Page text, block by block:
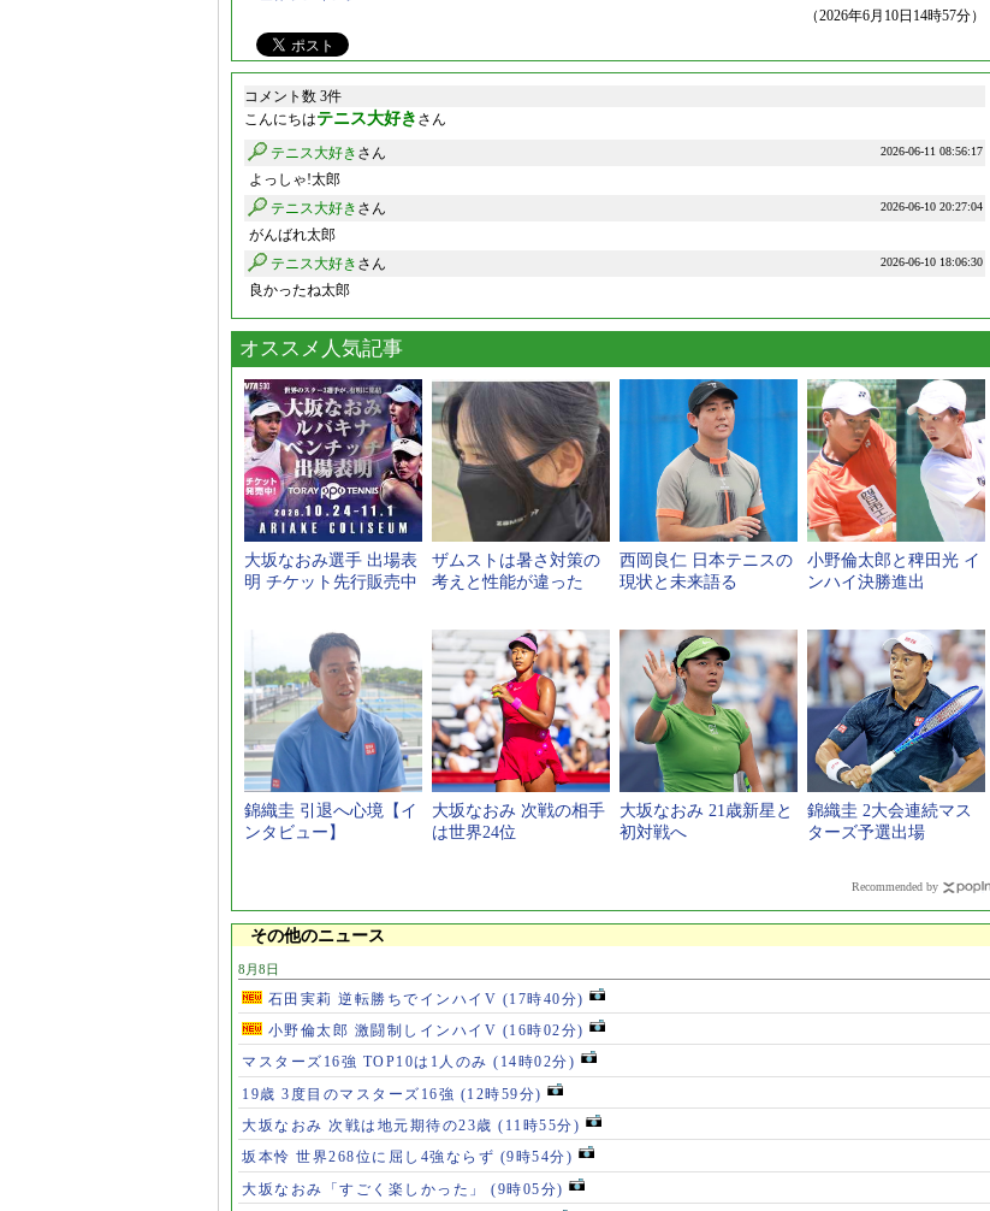
（2026年6月10日14時57分）
コメント数 3件
こんにちはテニス大好き さん
2026-06-11 08:56:17
テニス大好き さん
よっしゃ!太郎
2026-06-10 20:27:04
テニス大好き さん
がんばれ太郎
2026-06-10 18:06:30
テニス大好き さん
良かったね太郎
オススメ人気記事
大坂なおみ選手 出場表
明 チケット先行販売中
ザムストは暑さ対策の
考えと性能が違った
西岡良仁 日本テニスの
現状と未来語る
小野倫太郎と稗田光 イ
ンハイ決勝進出
錦織圭 引退へ心境【イ
ンタビュー】
大坂なおみ 次戦の相手
は世界24位
大坂なおみ 21歳新星と
初対戦へ
錦織圭 2大会連続マス
ターズ予選出場
Recommended by
その他のニュース
8月8日
石田実莉 逆転勝ちでインハイV (17時40分)
小野倫太郎 激闘制しインハイV (16時02分)
マスターズ16強 TOP10は1人のみ (14時02分)
19歳 3度目のマスターズ16強 (12時59分)
大坂なおみ 次戦は地元期待の23歳 (11時55分)
坂本怜 世界268位に屈し4強ならず (9時54分)
大坂なおみ「すごく楽しかった」 (9時05分)